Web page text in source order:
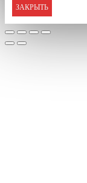
ЗАКРЫТЬ